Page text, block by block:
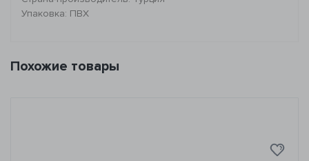
Упаковка: ПВХ
Похожие товары